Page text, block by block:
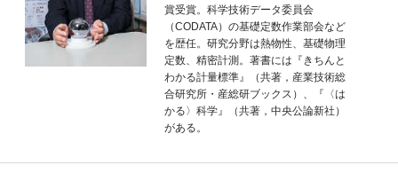
賞受賞。科学技術データ委員会
（CODATA）の基礎定数作業部会など
を歴任。研究分野は熱物性、基礎物理
定数、精密計測。著書には『きちんと
わかる計量標準』（共著，産業技術総
合研究所・産総研ブックス）、『〈は
かる〉科学』（共著，中央公論新社）
がある。